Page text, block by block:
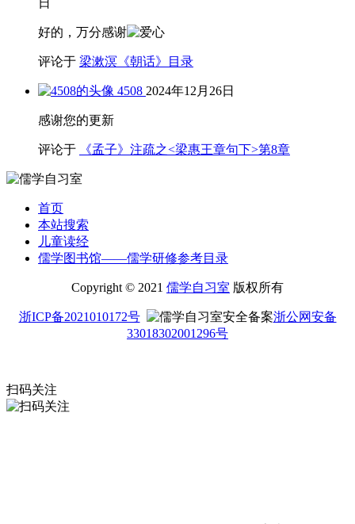
好的，万分感谢
评论于 梁漱溟《朝话》目录
4508 2024年12月26日
感谢您的更新
评论于 《孟子》注疏之<梁惠王章句下>第8章
首页
本站搜索
儿童读经
儒学图书馆——儒学研修参考目录
Copyright © 2021 儒学自习室 版权所有
浙ICP备2021010172号
浙公网安备
33018302001296号
扫码关注